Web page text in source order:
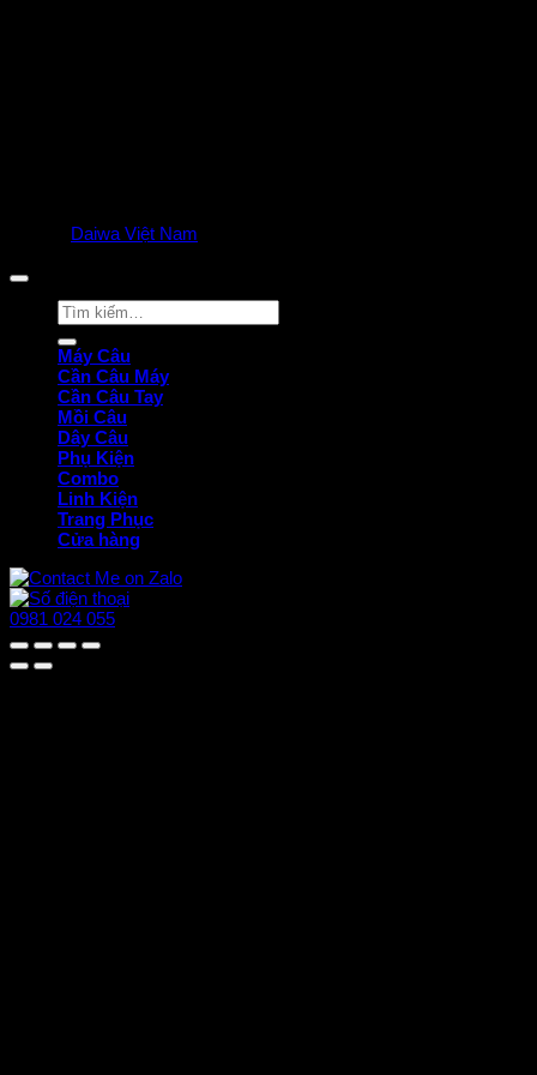
Daiwa Việt Nam
Tìm
kiếm:
Máy Câu
Cần Câu Máy
Cần Câu Tay
Mồi Câu
Dây Câu
Phụ Kiện
Combo
Linh Kiện
Trang Phục
Cửa hàng
0981 024 055